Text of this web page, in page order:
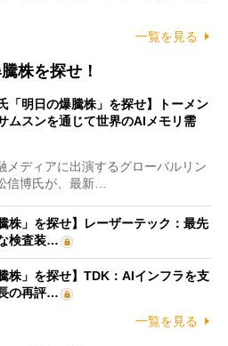
一覧を見る
株を探せ！
「明日の爆騰株」を探せ】トーメン
ムスンを通じて世界のAIメモリ需
ディアに出演するグローバルリン
信博氏が、最新…
株」を探せ】レーザーテック：最先
検査装…
株」を探せ】TDK：AIインフラを支
の再評…
一覧を見る